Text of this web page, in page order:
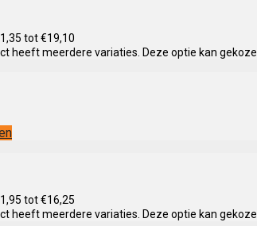
tot €19,10
heeft meerdere variaties. Deze optie kan
tot €16,25
heeft meerdere variaties. Deze optie kan